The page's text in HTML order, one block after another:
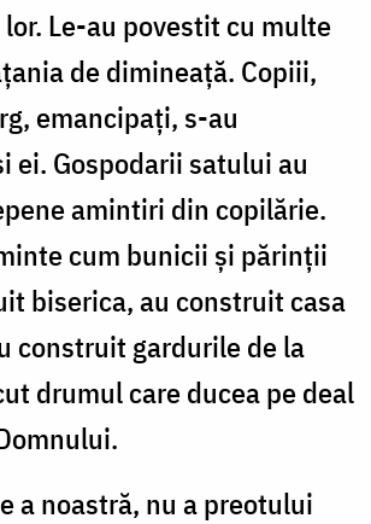
Le-au povestit cu multe
de dimineață. Copiii,
emancipați, s-au
ei. Gospodarii satului au
amintiri din copilărie.
cum bunicii şi părinţii
biserica, au construit casa
construit gardurile de la
drumul care ducea pe deal
a noastră, nu a preotului